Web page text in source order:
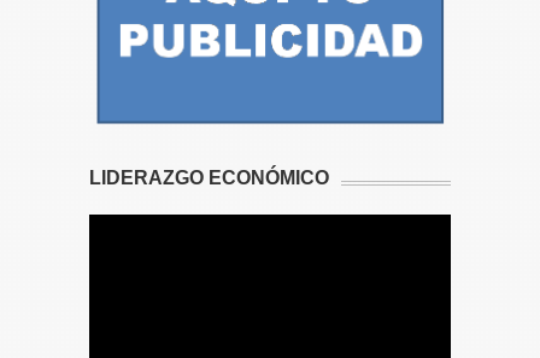
LIDERAZGO ECONÓMICO